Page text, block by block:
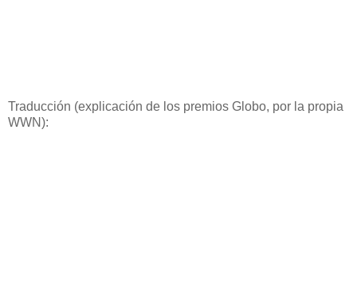
Traducción (explicación de los premios Globo, por la propia
WWN):